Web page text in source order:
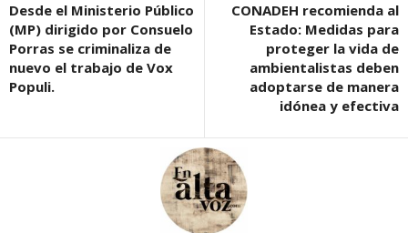
Desde el Ministerio Público
(MP) dirigido por Consuelo
Porras se criminaliza de
nuevo el trabajo de Vox
Populi.
CONADEH recomienda al
Estado: Medidas para
proteger la vida de
ambientalistas deben
adoptarse de manera
idónea y efectiva